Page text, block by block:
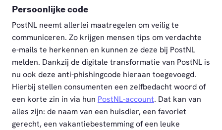
Persoonlijke code
PostNL neemt allerlei maatregelen om veilig te
communiceren. Zo krijgen mensen tips om verdachte
e-mails te herkennen en kunnen ze deze bij PostNL
melden. Dankzij de digitale transformatie van PostNL is
nu ook deze anti-phishingcode hieraan toegevoegd.
Hierbij stellen consumenten een zelfbedacht woord of
een korte zin in via hun PostNL-account. Dat kan van
alles zijn: de naam van een huisdier, een favoriet
gerecht, een vakantiebestemming of een leuke